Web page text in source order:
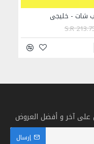
S.R
على آخر و أفضل العروض
إرسال